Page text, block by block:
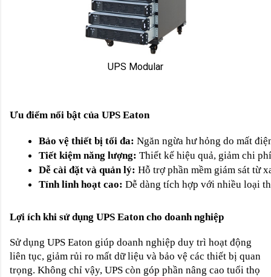
UPS Modular
Ưu điểm nổi bật của UPS Eaton
Bảo vệ thiết bị tối đa: Ngăn ngừa hư hỏng do mất
Tiết kiệm năng lượng: Thiết kế hiệu quả, giảm chi
Dễ cài đặt và quản lý: Hỗ trợ phần mềm giám sát từ
Tính linh hoạt cao: Dễ dàng tích hợp với nhiều loại
Lợi ích khi sử dụng UPS Eaton cho doanh nghiệp
Sử dụng UPS Eaton giúp doanh nghiệp duy trì hoạt động
liên tục, giảm rủi ro mất dữ liệu và bảo vệ các thiết bị quan
trọng. Không chỉ vậy, UPS còn góp phần nâng cao tuổi thọ